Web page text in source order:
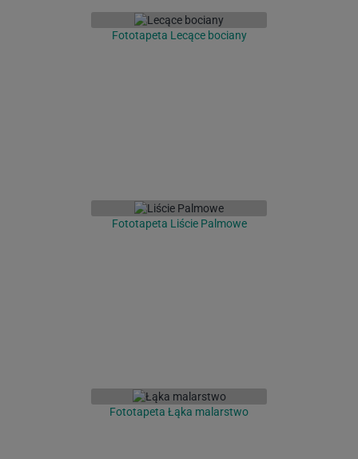
Fototapeta Lecące bociany
Fototapeta Liście Palmowe
Fototapeta Łąka malarstwo